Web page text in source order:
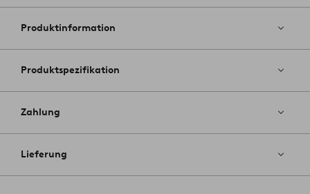
Favoriten
Produktinformation
Produktspezifikation
Zahlung
Lieferung